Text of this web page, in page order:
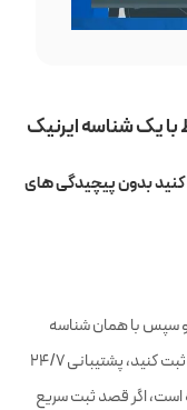
کنید بدون پیچیدگی های
و سپس با همان شناسه
ایرنیک، به راحتی در وب رمز دامنه های ملی خود را ثبت کنید، پشتیبانی 24/7
است، اگر قصد ثبت سریع